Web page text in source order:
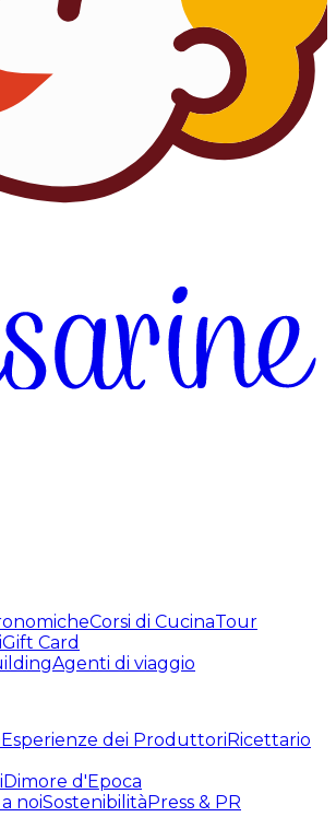
Corsi di CucinaTour
Gift Card
Agenti di viaggio
Esperienze dei ProduttoriRicettario
Dimore d'Epoca
noiSostenibilitàPress & PR